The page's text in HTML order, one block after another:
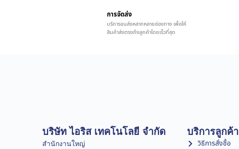
การจัดส่ง
บริการขนส่งหลากหลายช่องทาง เพื่อให้
สินค้าส่งตรงถึงลูกค้าโดยเร็วที่สุด
บริษัท ไอริส เทคโนโลยี จำกัด
สำนักงานใหญ่
บริการลูกค้า
วิธีการสั่งซื้อ